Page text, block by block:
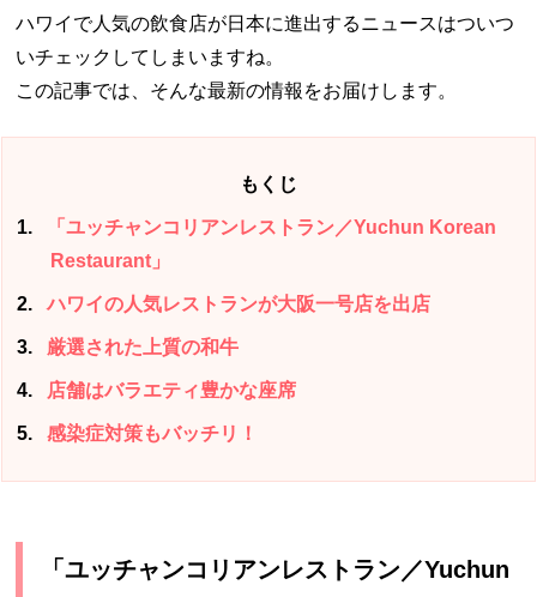
ハワイで人気の飲食店が日本に進出するニュースはついつ
いチェックしてしまいますね。
この記事では、そんな最新の情報をお届けします。
もくじ
1
「ユッチャンコリアンレストラン／Yuchun Korean
Restaurant」
2 ハワイの人気レストランが大阪一号店を出店
3 厳選された上質の和牛
4 店舗はバラエティ豊かな座席
5 感染症対策もバッチリ！
「ユッチャンコリアンレストラン／Yuchun